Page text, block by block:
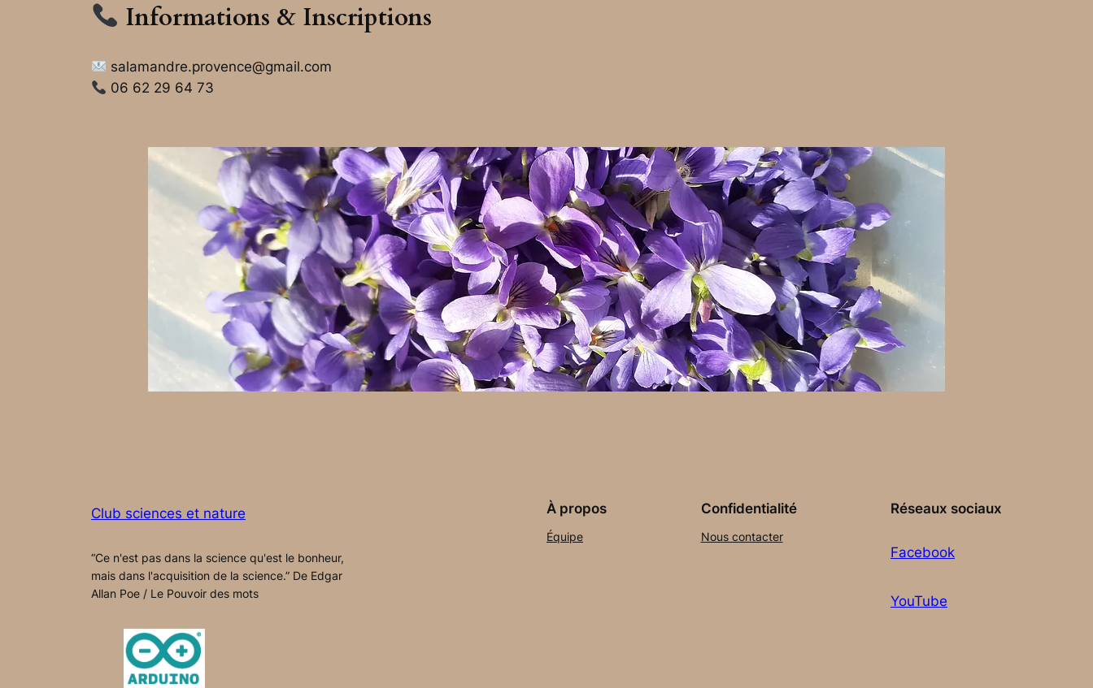
Informations & Inscriptions
salamandre.provence@gmail.com
06 62 29 64 73
Club sciences et nature
“Ce n'est pas dans la science qu'est le bonheur,
mais dans l'acquisition de la science.” De Edgar
Allan Poe / Le Pouvoir des mots
À propos
Équipe
Confidentialité
Nous contacter
Réseaux sociaux
Facebook
YouTube